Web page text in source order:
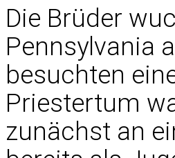
Die Brüder
Pennsylvania
besuchten
Priestertum
zunächst an